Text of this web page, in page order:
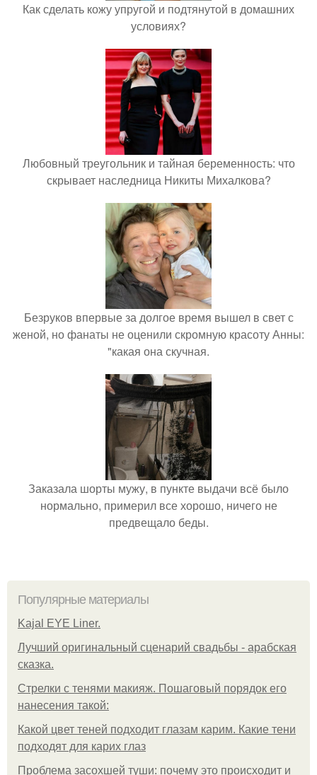
Как сделать кожу упругой и подтянутой в домашних
условиях?
Любовный треугольник и тайная беременность: что
скрывает наследница Никиты Михалкова?
Безруков впервые за долгое время вышел в свет с
женой, но фанаты не оценили скромную красоту Анны:
"какая она скучная.
Заказала шорты мужу, в пункте выдачи всё было
нормально, примерил все хорошо, ничего не
предвещало беды.
Популярные материалы
Kajal EYE Liner.
Лучший оригинальный сценарий свадьбы - арабская
сказка.
Стрелки с тенями макияж. Пошаговый порядок его
нанесения такой:
Какой цвет теней подходит глазам карим. Какие тени
подходят для карих глаз
Проблема засохшей туши: почему это происходит и